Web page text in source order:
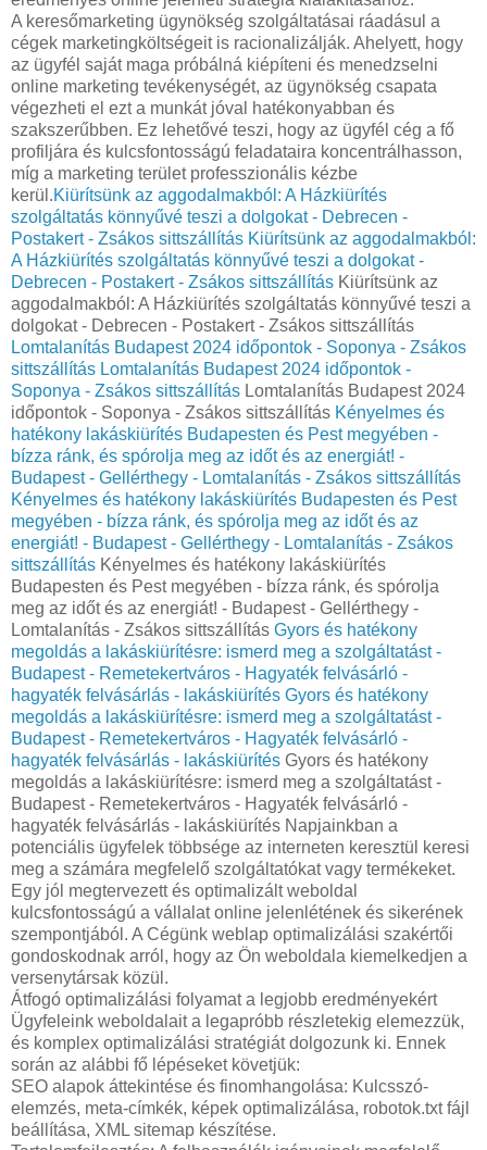
A keresőmarketing ügynökség szolgáltatásai ráadásul a
cégek marketingköltségeit is racionalizálják. Ahelyett, hogy
az ügyfél saját maga próbálná kiépíteni és menedzselni
online marketing tevékenységét, az ügynökség csapata
végezheti el ezt a munkát jóval hatékonyabban és
szakszerűbben. Ez lehetővé teszi, hogy az ügyfél cég a fő
profiljára és kulcsfontosságú feladataira koncentrálhasson,
míg a marketing terület professzionális kézbe
kerül.Kiürítsünk az aggodalmakból: A Házkiürítés
szolgáltatás könnyűvé teszi a dolgokat - Debrecen -
Postakert - Zsákos sittszállítás Kiürítsünk az aggodalmakból:
A Házkiürítés szolgáltatás könnyűvé teszi a dolgokat -
Debrecen - Postakert - Zsákos sittszállítás Kiürítsünk az
aggodalmakból: A Házkiürítés szolgáltatás könnyűvé teszi a
dolgokat - Debrecen - Postakert - Zsákos sittszállítás
Lomtalanítás Budapest 2024 időpontok - Soponya - Zsákos
sittszállítás Lomtalanítás Budapest 2024 időpontok -
Soponya - Zsákos sittszállítás Lomtalanítás Budapest 2024
időpontok - Soponya - Zsákos sittszállítás Kényelmes és
hatékony lakáskiürítés Budapesten és Pest megyében -
bízza ránk, és spórolja meg az időt és az energiát! -
Budapest - Gellérthegy - Lomtalanítás - Zsákos sittszállítás
Kényelmes és hatékony lakáskiürítés Budapesten és Pest
megyében - bízza ránk, és spórolja meg az időt és az
energiát! - Budapest - Gellérthegy - Lomtalanítás - Zsákos
sittszállítás Kényelmes és hatékony lakáskiürítés
Budapesten és Pest megyében - bízza ránk, és spórolja
meg az időt és az energiát! - Budapest - Gellérthegy -
Lomtalanítás - Zsákos sittszállítás Gyors és hatékony
megoldás a lakáskiürítésre: ismerd meg a szolgáltatást -
Budapest - Remetekertváros - Hagyaték felvásárló -
hagyaték felvásárlás - lakáskiürítés Gyors és hatékony
megoldás a lakáskiürítésre: ismerd meg a szolgáltatást -
Budapest - Remetekertváros - Hagyaték felvásárló -
hagyaték felvásárlás - lakáskiürítés Gyors és hatékony
megoldás a lakáskiürítésre: ismerd meg a szolgáltatást -
Budapest - Remetekertváros - Hagyaték felvásárló -
hagyaték felvásárlás - lakáskiürítés Napjainkban a
potenciális ügyfelek többsége az interneten keresztül keresi
meg a számára megfelelő szolgáltatókat vagy termékeket.
Egy jól megtervezett és optimalizált weboldal
kulcsfontosságú a vállalat online jelenlétének és sikerének
szempontjából. A Cégünk weblap optimalizálási szakértői
gondoskodnak arról, hogy az Ön weboldala kiemelkedjen a
versenytársak közül.
Átfogó optimalizálási folyamat a legjobb eredményekért
Ügyfeleink weboldalait a legapróbb részletekig elemezzük,
és komplex optimalizálási stratégiát dolgozunk ki. Ennek
során az alábbi fő lépéseket követjük:
SEO alapok áttekintése és finomhangolása: Kulcsszó-
elemzés, meta-címkék, képek optimalizálása, robotok.txt fájl
beállítása, XML sitemap készítése.